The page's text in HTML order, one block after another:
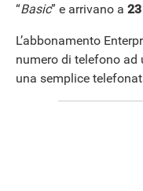
“Basic” e arrivano a
L’abbonamento
numero di telefono ad
una semplice